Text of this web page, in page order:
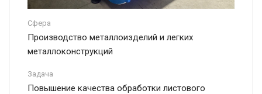
Сфера
Производство металлоизделий и легких
металлоконструкций
Задача
Повышение качества обработки листового